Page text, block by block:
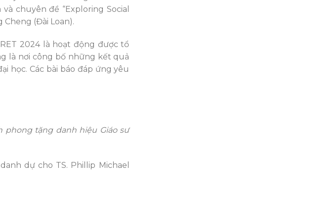
chuyên đề “Exploring Social
Cheng (Đài Loan).
2024 là hoạt động được tổ
là nơi công bố những kết quả
học. Các bài báo đáp ứng yêu
phong tặng danh hiệu Giáo sư
dự cho TS. Phillip Michael